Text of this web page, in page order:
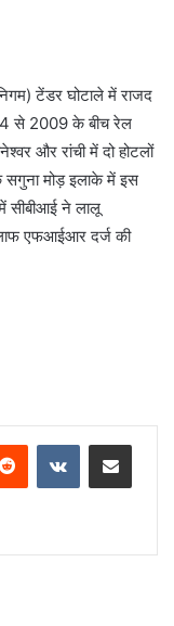
टेंडर घोटाले में राजद
से 2009 के बीच रेल
और रांची में दो होटलों
सगुना मोड़ इलाके में इस
सीबीआई ने लालू
एफआईआर दर्ज की
Reddit VKontakteShare via Email